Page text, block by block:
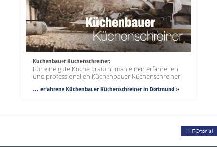
Küchenbauer Küchenschreiner:
Für eine gute Küche braucht man einen erfahrenen
und professionellen Küchenbauer Küchenschreiner
... erfahrene Küchenbauer Küchenschreiner in Dortmund »
INFOtorial